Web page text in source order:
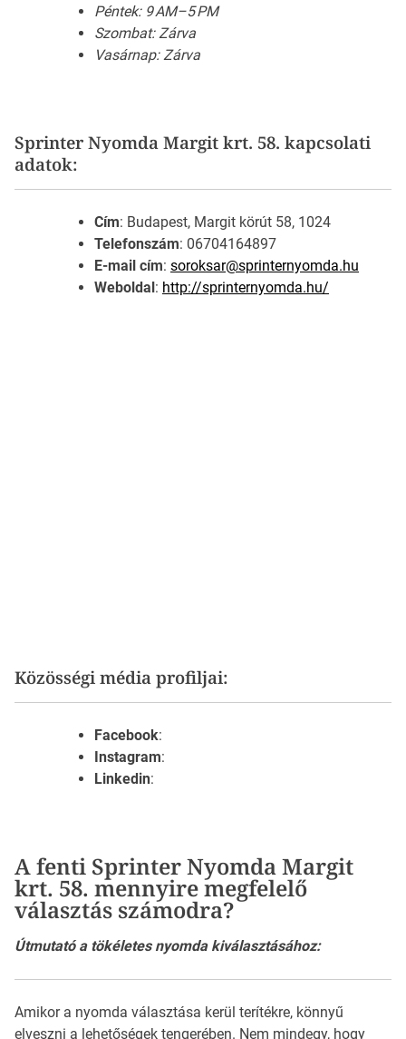
Péntek: 9 AM–5 PM
Szombat: Zárva
Vasárnap: Zárva
Sprinter Nyomda Margit krt. 58. kapcsolati
adatok:
Cím: Budapest, Margit körút 58, 1024
Telefonszám: 06704164897
E-mail cím: soroksar@sprinternyomda.hu
Weboldal : http://sprinternyomda.hu/
Közösségi média profiljai:
Facebook:
Instagram:
Linkedin:
A fenti Sprinter Nyomda Margit
krt. 58. mennyire megfelelő
választás számodra?
Útmutató a tökéletes nyomda kiválasztásához:
Amikor a nyomda választása kerül terítékre, könnyű
elveszni a lehetőségek tengerében. Nem mindegy, hogy